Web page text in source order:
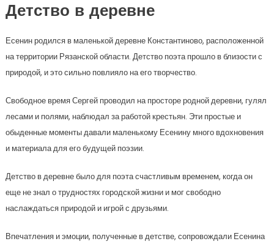
Детство в деревне
Есенин родился в маленькой деревне Константиново, расположенной
на территории Рязанской области. Детство поэта прошло в близости с
природой, и это сильно повлияло на его творчество.
Свободное время Сергей проводил на просторе родной деревни, гулял
лесами и полями, наблюдал за работой крестьян. Эти простые и
обыденные моменты давали маленькому Есенину много вдохновения
и материала для его будущей поэзии.
Детство в деревне было для поэта счастливым временем, когда он
еще не знал о трудностях городской жизни и мог свободно
наслаждаться природой и игрой с друзьями.
Впечатления и эмоции, полученные в детстве, сопровождали Есенина